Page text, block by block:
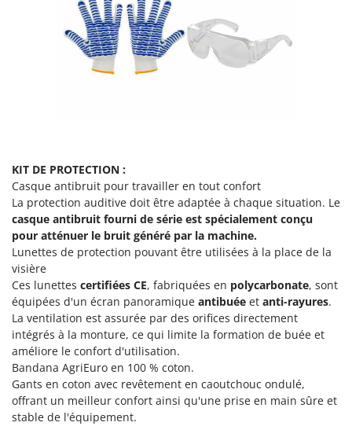
Novatec
Novital
Olix
OMA
Omas
Ompagrill
Ooni
Oriental Koshin
Outdoorchef
P
Palazzetti
Palumbo Pavi
Partisani
KIT DE PROTECTION :
Casque antibruit pour travailler en tout confort
La protection auditive doit être adaptée à chaque situation. Le
casque antibruit fourni de série est spécialement conçu
pour atténuer le bruit généré par la machine.
Lunettes de protection pouvant être utilisées à la place de la
visière
Ces lunettes certifiées CE, fabriquées en polycarbonate, sont
équipées d'un écran panoramique antibuée et anti-rayures.
La ventilation est assurée par des orifices directement
intégrés à la monture, ce qui limite la formation de buée et
améliore le confort d'utilisation.
Bandana AgriEuro en 100 % coton.
Gants en coton avec revêtement en caoutchouc ondulé,
offrant un meilleur confort ainsi qu'une prise en main sûre et
stable de l'équipement.